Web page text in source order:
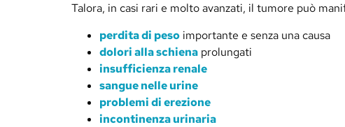
Talora, in casi rari e molto avanzati, il tumore può
perdita di peso importante e senza una causa
dolori alla schiena prolungati
insufficienza renale
sangue nelle urine
problemi di erezione
incontinenza urinaria